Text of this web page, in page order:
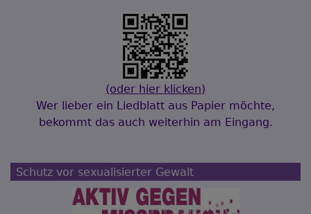
(oder hier klicken)
Wer lieber ein Liedblatt aus Papier möchte,
bekommt das auch weiterhin am Eingang.
Schutz vor sexualisierter Gewalt